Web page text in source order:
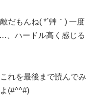
だもんね( *´艸｀) 一度
、ハードル高く感じる
れを最後まで読んでみ
(#^^#)